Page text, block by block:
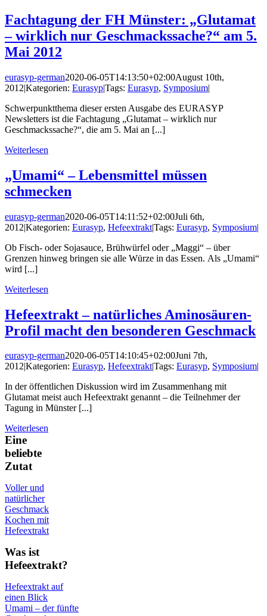
Fachtagung der FH Münster: „Glutamat
– wirklich nur Geschmackssache?“ am 5.
Mai 2012
eurasyp-german2020-06-05T14:13:50+02:00August 10th,
2012|Kategorien: Eurasyp|Tags: Eurasyp, Symposium|
Schwerpunktthema dieser ersten Ausgabe des EURASYP
Newsletters ist die Fachtagung „Glutamat – wirklich nur
Geschmackssache?“, die am 5. Mai an [...]
Weiterlesen
„Umami“ – Lebensmittel müssen
schmecken
eurasyp-german2020-06-05T14:11:52+02:00Juli 6th,
2012|Kategorien: Eurasyp, Hefeextrakt|Tags: Eurasyp, Symposium|
Ob Fisch- oder Sojasauce, Brühwürfel oder „Maggi“ – über
Grenzen hinweg bringen sie alle Würze in das Essen. Als „Umami“
wird [...]
Weiterlesen
Hefeextrakt – natürliches Aminosäuren-
Profil macht den besonderen Geschmack
eurasyp-german2020-06-05T14:10:45+02:00Juni 7th,
2012|Kategorien: Eurasyp, Hefeextrakt|Tags: Eurasyp, Symposium|
In der öffentlichen Diskussion wird im Zusammenhang mit
Glutamat meist auch Hefeextrakt genannt – die Teilnehmer der
Tagung in Münster [...]
Weiterlesen
Eine
beliebte
Zutat
Voller und
natürlicher
Geschmack
Kochen mit
Hefeextrakt
Was ist
Hefeextrakt?
Hefeextrakt auf
einen Blick
Umami – der fünfte